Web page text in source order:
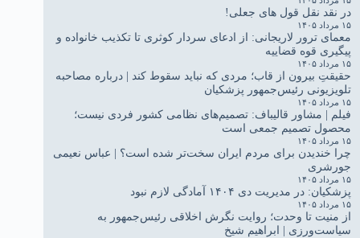
در نقد نقل قول های جعلی!
۱۵ مرداد ۱۴۰۵
معمای ترور لاریجانی: از ادعای سردار کوثری تا تکذیب خانواده و
پیگیری قوه قضاییه
۱۵ مرداد ۱۴۰۵
حقیقتِ بیرون از قاب؛ مردی که نباید سقوط کند | درباره مصاحبه
تلویزیونی رئیس‌جمهور پزشکیان
۱۵ مرداد ۱۴۰۵
فیلم | مشاور قالیباف: تصمیم‌های نظامی کشور فردی نیست؛
محصول تصمیم جمعی است
۱۵ مرداد ۱۴۰۵
چرا خندیدن برای مردم ایران سخت‌تر شده است؟ | عباس نعیمی
جورشری
۱۵ مرداد ۱۴۰۵
پزشکیان: در مدیریت دی ۱۴۰۴ آمادگی لازم نبود
۱۵ مرداد ۱۴۰۵
از منیت تا وحدت؛ روایت نگرش اخلاقی رئیس‌جمهور به
سیاست‌ورزی | ابراهیم شیخ